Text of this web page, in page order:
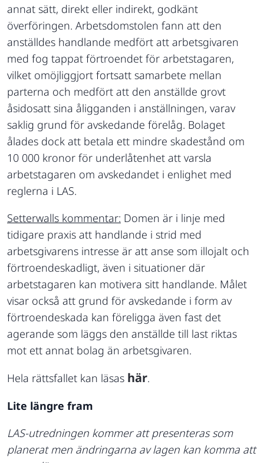
annat sätt, direkt eller indirekt, godkänt
överföringen. Arbetsdomstolen fann att den
anställdes handlande medfört att arbetsgivaren
med fog tappat förtroendet för arbetstagaren,
vilket omöjliggjort fortsatt samarbete mellan
parterna och medfört att den anställde grovt
åsidosatt sina åligganden i anställningen, varav
saklig grund för avskedande förelåg. Bolaget
ålades dock att betala ett mindre skadestånd om
10 000 kronor för underlåtenhet att varsla
arbetstagaren om avskedandet i enlighet med
reglerna i LAS.
Setterwalls kommentar: Domen är i linje med
tidigare praxis att handlande i strid med
arbetsgivarens intresse är att anse som illojalt och
förtroendeskadligt, även i situationer där
arbetstagaren kan motivera sitt handlande. Målet
visar också att grund för avskedande i form av
förtroendeskada kan föreligga även fast det
agerande som läggs den anställde till last riktas
mot ett annat bolag än arbetsgivaren.
Hela rättsfallet kan läsas här.
Lite längre fram
LAS-utredningen kommer att presenteras som
planerat men ändringarna av lagen kan komma att